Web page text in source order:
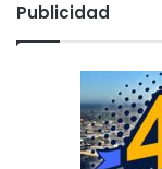
Publicidad